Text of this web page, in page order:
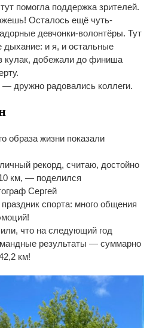
тут помогла поддержка зрителей.
Осталось ещё чуть-
девчонки-волонтёры. Тут
дыхание: и я, и остальные
кулак, добежали до финиша
— дружно радовались коллеги.
образа жизни показали
рекорд, считаю, достойно
км, — поделился
Сергей
спорта: много общения
что на следующий год
результаты — суммарно
км!